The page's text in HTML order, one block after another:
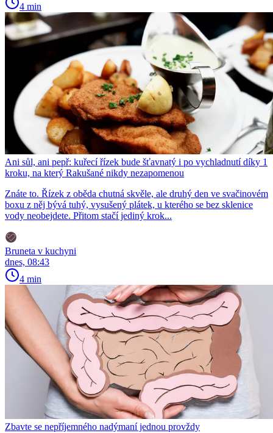
4 min
Ani sůl, ani pepř: kuřecí řízek bude šťavnatý i po vychladnutí díky 1
kroku, na který Rakušané nikdy nezapomenou
Znáte to. Řízek z oběda chutná skvěle, ale druhý den ve svačinovém
boxu z něj bývá tuhý, vysušený plátek, u kterého se bez sklenice
vody neobejdete. Přitom stačí jediný krok...
Bruneta v kuchyni
dnes, 08:43
4 min
Zbavte se nepříjemného nadýmaní jednou provždy